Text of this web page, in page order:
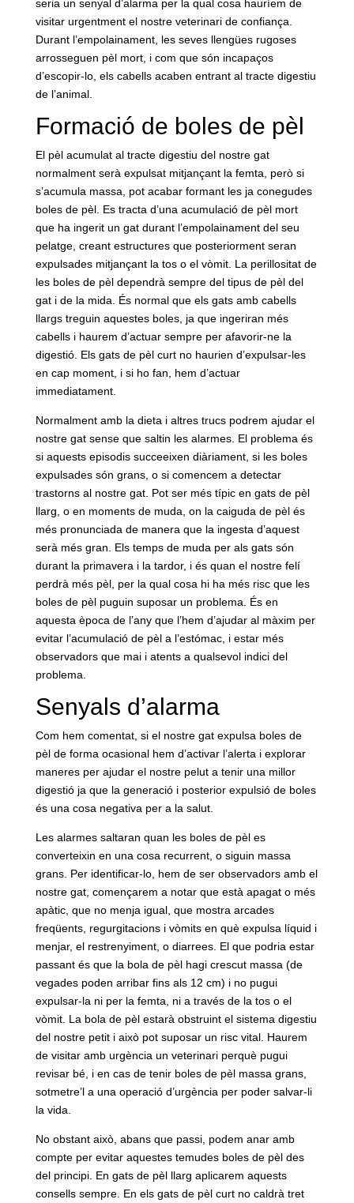
seria un senyal d’alarma per la qual cosa hauríem de
visitar urgentment el nostre veterinari de confiança.
Durant l’empolainament, les seves llengües rugoses
arrosseguen pèl mort, i com que són incapaços
d’escopir-lo, els cabells acaben entrant al tracte digestiu
de l’animal.
Formació de boles de pèl
El pèl acumulat al tracte digestiu del nostre gat
normalment serà expulsat mitjançant la femta, però si
s’acumula massa, pot acabar formant les ja conegudes
boles de pèl. Es tracta d’una acumulació de pèl mort
que ha ingerit un gat durant l’empolainament del seu
pelatge, creant estructures que posteriorment seran
expulsades mitjançant la tos o el vòmit. La perillositat de
les boles de pèl dependrà sempre del tipus de pèl del
gat i de la mida. És normal que els gats amb cabells
llargs treguin aquestes boles, ja que ingeriran més
cabells i haurem d’actuar sempre per afavorir-ne la
digestió. Els gats de pèl curt no haurien d’expulsar-les
en cap moment, i si ho fan, hem d’actuar
immediatament.
Normalment amb la dieta i altres trucs podrem ajudar el
nostre gat sense que saltin les alarmes. El problema és
si aquests episodis succeeixen diàriament, si les boles
expulsades són grans, o si comencem a detectar
trastorns al nostre gat. Pot ser més típic en gats de pèl
llarg, o en moments de muda, on la caiguda de pèl és
més pronunciada de manera que la ingesta d’aquest
serà més gran. Els temps de muda per als gats són
durant la primavera i la tardor, i és quan el nostre felí
perdrà més pèl, per la qual cosa hi ha més risc que les
boles de pèl puguin suposar un problema. És en
aquesta època de l’any que l’hem d’ajudar al màxim per
evitar l’acumulació de pèl a l’estómac, i estar més
observadors que mai i atents a qualsevol indici del
problema.
Senyals d’alarma
Com hem comentat, si el nostre gat expulsa boles de
pèl de forma ocasional hem d’activar l’alerta i explorar
maneres per ajudar el nostre pelut a tenir una millor
digestió ja que la generació i posterior expulsió de boles
és una cosa negativa per a la salut.
Les alarmes saltaran quan les boles de pèl es
converteixin en una cosa recurrent, o siguin massa
grans. Per identificar-lo, hem de ser observadors amb el
nostre gat, començarem a notar que està apagat o més
apàtic, que no menja igual, que mostra arcades
freqüents, regurgitacions i vòmits en què expulsa líquid i
menjar, el restrenyiment, o diarrees. El que podria estar
passant és que la bola de pèl hagi crescut massa (de
vegades poden arribar fins als 12 cm) i no pugui
expulsar-la ni per la femta, ni a través de la tos o el
vòmit. La bola de pèl estarà obstruint el sistema digestiu
del nostre petit i això pot suposar un risc vital. Haurem
de visitar amb urgència un veterinari perquè pugui
revisar bé, i en cas de tenir boles de pèl massa grans,
sotmetre’l a una operació d’urgència per poder salvar-li
la vida.
No obstant això, abans que passi, podem anar amb
compte per evitar aquestes temudes boles de pèl des
del principi. En gats de pèl llarg aplicarem aquests
consells sempre. En els gats de pèl curt no caldrà tret